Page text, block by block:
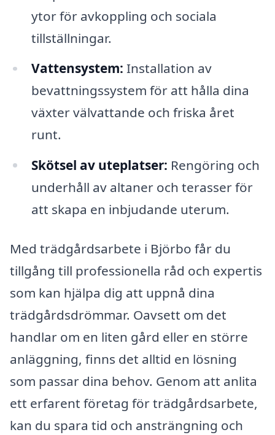
ytor för avkoppling och sociala
tillställningar.
Vattensystem: Installation av
bevattningssystem för att hålla dina
växter välvattande och friska året
runt.
Skötsel av uteplatser: Rengöring och
underhåll av altaner och terasser för
att skapa en inbjudande uterum.
Med trädgårdsarbete i Björbo får du
tillgång till professionella råd och expertis
som kan hjälpa dig att uppnå dina
trädgårdsdrömmar. Oavsett om det
handlar om en liten gård eller en större
anläggning, finns det alltid en lösning
som passar dina behov. Genom att anlita
ett erfarent företag för trädgårdsarbete,
kan du spara tid och ansträngning och